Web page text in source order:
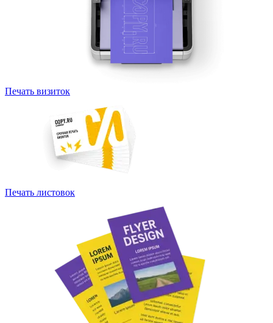
Печать визиток
Печать листовок